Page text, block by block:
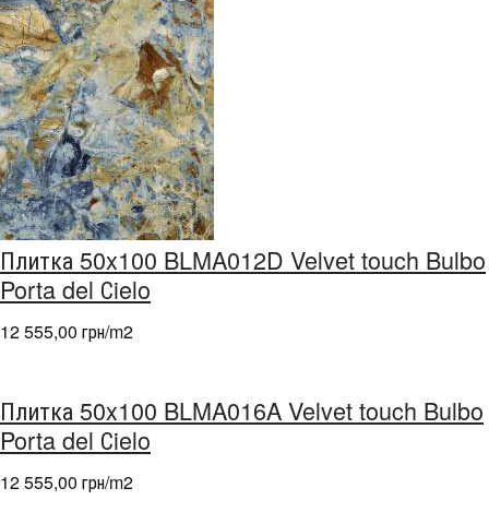
Плитка 50x100 BLMA012D Velvet touch Bulbo
Porta del Сielo
12 555,00 грн/m2
Плитка 50x100 BLMA016A Velvet touch Bulbo
Porta del Сielo
12 555,00 грн/m2